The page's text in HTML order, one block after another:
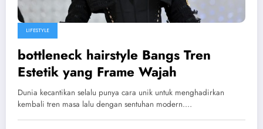
LIFESTYLE
bottleneck hairstyle Bangs Tren
Estetik yang Frame Wajah
Dunia kecantikan selalu punya cara unik untuk menghadirkan
kembali tren masa lalu dengan sentuhan modern.…